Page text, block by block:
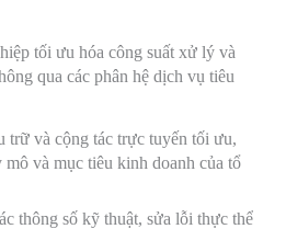
tối ưu hóa công suất xử lý và
qua các phân hệ dịch vụ tiêu
trữ và cộng tác trực tuyến tối ưu,
và mục tiêu kinh doanh của tổ
thông số kỹ thuật, sửa lỗi thực thể